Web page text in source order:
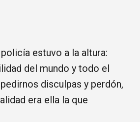
estuvo a la altura:
del mundo y todo el
disculpas y perdón,
era ella la que